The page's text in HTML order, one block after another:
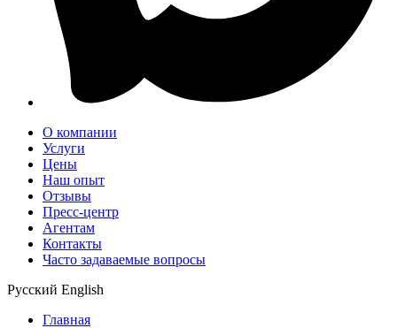
О компании
Услуги
Цены
Наш опыт
Отзывы
Пресс-центр
Агентам
Контакты
Часто задаваемые вопросы
Русский English
Главная